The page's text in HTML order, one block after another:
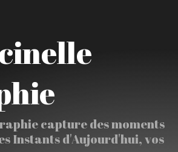
capture des moments
Instants d'Aujourd'hui, vos